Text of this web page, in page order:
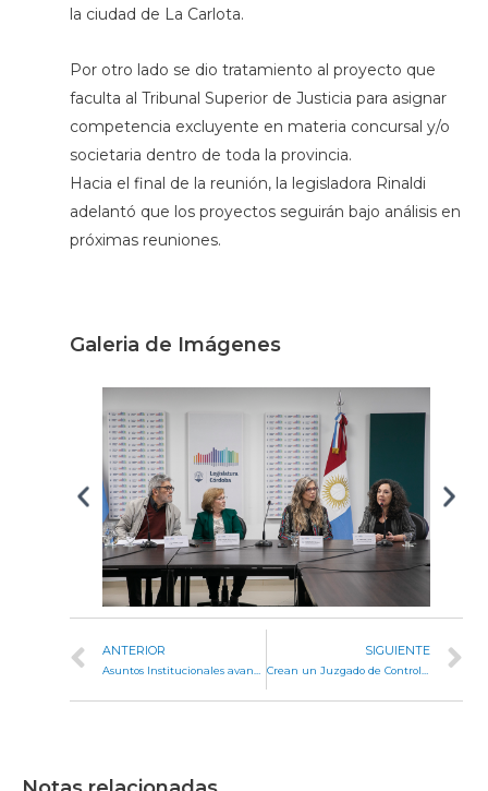
la ciudad de La Carlota.
Por otro lado se dio tratamiento al proyecto que
faculta al Tribunal Superior de Justicia para asignar
competencia excluyente en materia concursal y/o
societaria dentro de toda la provincia.
Hacia el final de la reunión, la legisladora Rinaldi
adelantó que los proyectos seguirán bajo análisis en
próximas reuniones.
Galeria de Imágenes
ANTERIOR SIGUIENTE